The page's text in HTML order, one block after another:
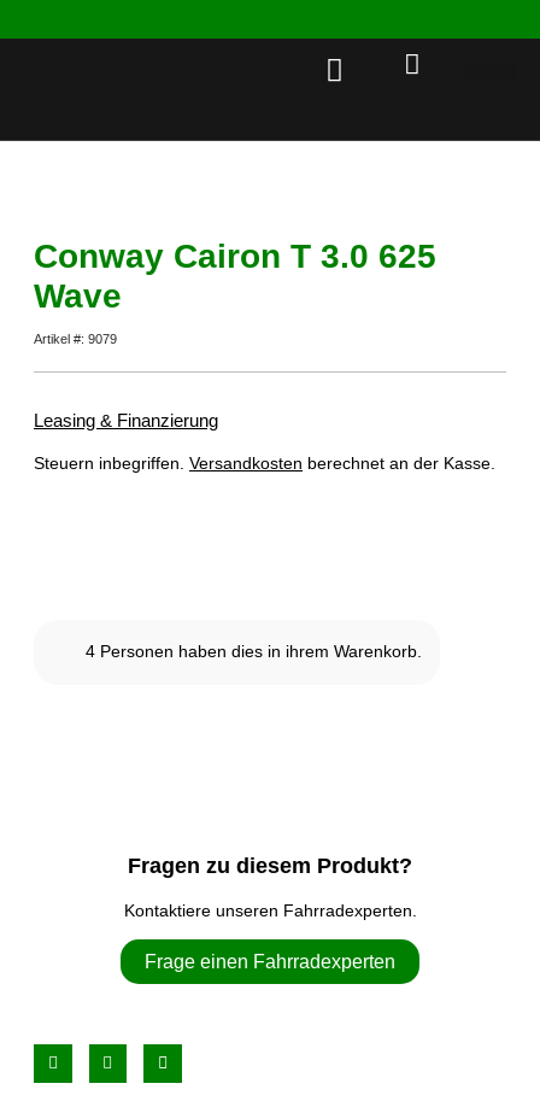
Conway Cairon T 3.0 625
Wave
Artikel #: 9079
Leasing & Finanzierung
Steuern inbegriffen. Versandkosten berechnet an der Kasse.
4 Personen haben dies in ihrem Warenkorb.
Fragen zu diesem Produkt?
Kontaktiere unseren Fahrradexperten.
Frage einen Fahrradexperten